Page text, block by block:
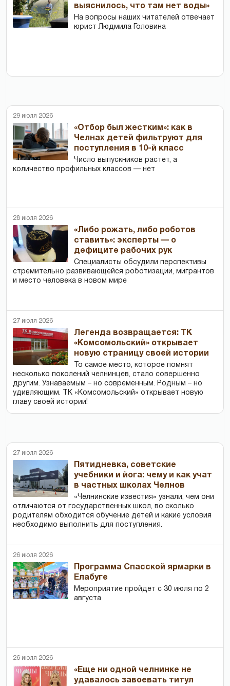
выяснилось, что там нет воды»
На вопросы наших читателей отвечает
юрист Людмила Головина
29 июля 2026
«Отбор был жестким»: как в
Челнах детей фильтруют для
поступления в 10-й класс
Число выпускников растет, а
количество профильных классов — нет
28 июля 2026
«Либо рожать, либо роботов
ставить»: эксперты — о
дефиците рабочих рук
Специалисты обсудили перспективы
стремительно развивающейся роботизации, мигрантов
и место человека в новом мире
27 июля 2026
Легенда возвращается: ТК
«Комсомольский» открывает
новую страницу своей истории
То самое место, которое помнят
несколько поколений челнинцев, стало совершенно
другим. Узнаваемым – но современным. Родным – но
удивляющим. ТК «Комсомольский» открывает новую
главу своей истории!
27 июля 2026
Пятидневка, советские
учебники и йога: чему и как учат
в частных школах Челнов
«Челнинские известия» узнали, чем они
отличаются от государственных школ, во сколько
родителям обходится обучение детей и какие условия
необходимо выполнить для поступления.
26 июля 2026
Программа Спасской ярмарки в
Елабуге
Мероприятие пройдет с 30 июля по 2
августа
26 июля 2026
«Еще ни одной челнинке не
удавалось завоевать титул